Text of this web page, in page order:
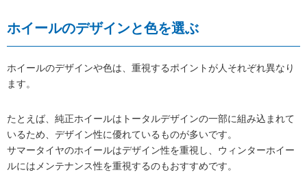
ホイールのデザインと色を選ぶ
ホイールのデザインや色は、重視するポイントが人それぞれ異なり
ます。
たとえば、純正ホイールはトータルデザインの一部に組み込まれて
いるため、デザイン性に優れているものが多いです。
サマータイヤのホイールはデザイン性を重視し、ウィンターホイー
ルにはメンテナンス性を重視するのもおすすめです。